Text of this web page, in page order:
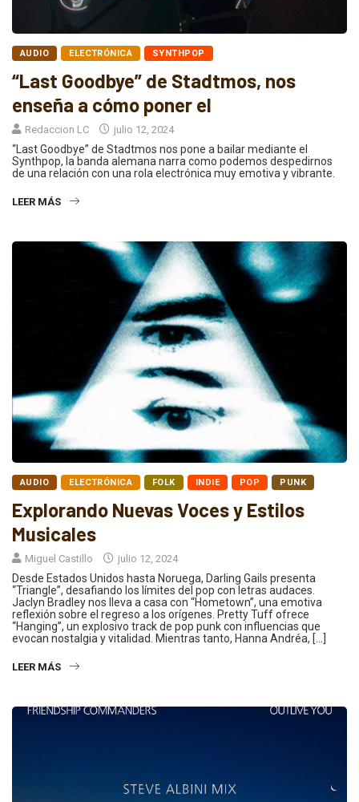
AUDIO ELECTRÓNICA SYNTHPOP
“Last Goodbye” de Stadtmos, nos
enseña a cómo poner el
Redaccion LC julio 12, 2024
“Last Goodbye” de Stadtmos nos pone a bailar mediante el
Synthpop, la banda alemana narra como podemos despedirnos
de una relación con una rola electrónica muy emotiva y vibrante.
LEER MÁS
AUDIO ELECTRÓNICA FOLK INDIE POP PUNK
Explorando Nuevas Voces y Estilos
Musicales
Miguel Castillo julio 12, 2024
Desde Estados Unidos hasta Noruega, Darling Gails presenta
“Triangle”, desafiando los límites del pop con letras audaces.
Jaclyn Bradley nos lleva a casa con “Hometown”, una emotiva
reflexión sobre el regreso a los orígenes. Pretty Tuff ofrece
“Hanging”, un explosivo track de pop punk con influencias que
evocan nostalgia y vitalidad. Mientras tanto, Hanna Andréa, […]
LEER MÁS